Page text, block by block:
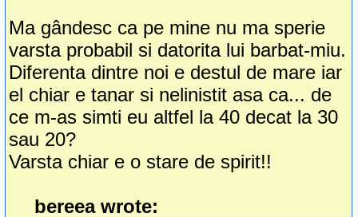
Ma gândesc ca pe mine nu ma sperie
varsta probabil si datorita lui barbat-miu.
Diferenta dintre noi e destul de mare iar
el chiar e tanar si nelinistit asa ca... de
ce m-as simti eu altfel la 40 decat la 30
sau 20?
Varsta chiar e o stare de spirit!!
bereea wrote: